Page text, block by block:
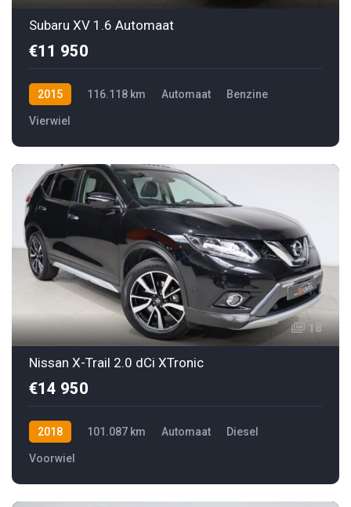
Subaru XV 1.6 Automaat
€11 950
2015 116.118 km Automaat Benzine
Vierwiel
18
Nissan X-Trail 2.0 dCi XTronic
€14 950
2018 101.087 km Automaat Diesel
Voorwiel